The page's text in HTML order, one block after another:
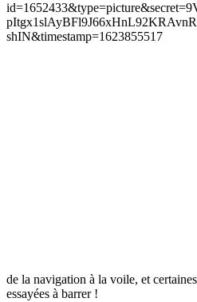
de la navigation à la voile, et
essayées à barrer !